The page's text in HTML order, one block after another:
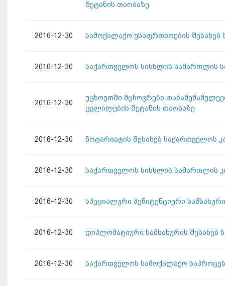
შეტანის თაობაზე
2016-12-30 სამოქალაქო უსაფრთხოების
2016-12-30 საქართველოს სისხლის სამართლის
2016-12-30
უცხოეთში მცხოვრები
ცვლილების შეტანის თაობაზე
2016-12-30 ნოტარიატის შესახებ საქართველოს
2016-12-30 საქართველოს სისხლის სამართლის
2016-12-30 სპეციალური პენიტენციური
2016-12-30 დიპლომატიური სამსახურის
2016-12-30 საქართველოს სამოქალაქო